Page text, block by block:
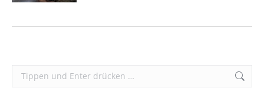
Search: